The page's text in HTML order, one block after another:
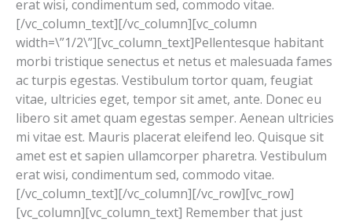
erat wisi, condimentum sed, commodo vitae.
[/vc_column_text][/vc_column][vc_column
width=\”1/2\”][vc_column_text]Pellentesque habitant
morbi tristique senectus et netus et malesuada fames
ac turpis egestas. Vestibulum tortor quam, feugiat
vitae, ultricies eget, tempor sit amet, ante. Donec eu
libero sit amet quam egestas semper. Aenean ultricies
mi vitae est. Mauris placerat eleifend leo. Quisque sit
amet est et sapien ullamcorper pharetra. Vestibulum
erat wisi, condimentum sed, commodo vitae.
[/vc_column_text][/vc_column][/vc_row][vc_row]
[vc_column][vc_column_text] Remember that just